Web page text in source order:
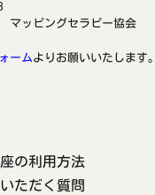
マッピングセラピー協会
ームよりお願いいたします。
の利用方法
ただく質問